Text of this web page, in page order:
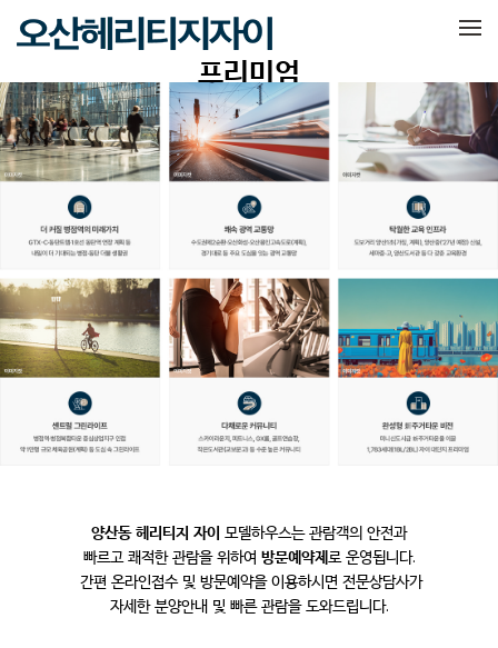
메뉴 건너뛰기
프리미엄
양산동 헤리티지 자이 모델하우스는 관람객의 안전과
빠르고 쾌적한 관람을 위하여 방문예약제로 운영됩니다.
간편 온라인접수 및 방문예약을 이용하시면 전문상담사가
자세한 분양안내 및 빠른 관람을 도와드립니다.